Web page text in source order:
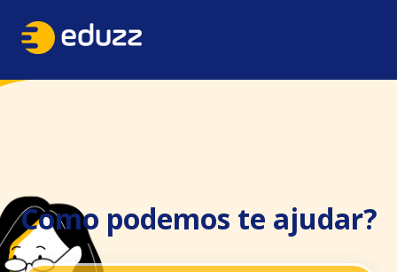
Como podemos te ajudar?